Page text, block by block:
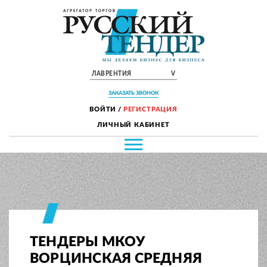
ЛАВРЕНТИЯ V
ЗАКАЗАТЬ ЗВОНОК
ВОЙТИ / РЕГИСТРАЦИЯ
ЛИЧНЫЙ КАБИНЕТ
ТЕНДЕРЫ МКОУ
ВОРЦИНСКАЯ СРЕДНЯЯ